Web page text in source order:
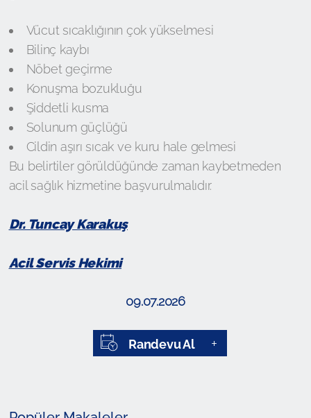
Vücut sıcaklığının çok yükselmesi
Bilinç kaybı
Nöbet geçirme
Konuşma bozukluğu
Şiddetli kusma
Solunum güçlüğü
Cildin aşırı sıcak ve kuru hale gelmesi
Bu belirtiler görüldüğünde zaman kaybetmeden
acil sağlık hizmetine başvurulmalıdır.
Dr. Tuncay Karakuş
Acil Servis Hekimi
09.07.2026
Randevu Al